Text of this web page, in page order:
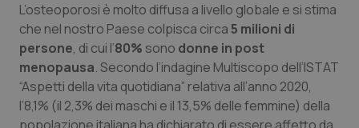
Molise
Piemonte
Provincia Autonoma di Bolzano
Epatiti
HIV
Infezioni & Febbre
L’osteoporosi è molto diffusa a livello globale e si stima
che nel nostro Paese colpisca circa5 milioni di
persone, di cui l’80% sono donne in post
menopausa. Secondo l’indagine Multiscopo dell’ISTAT
“Aspetti della vita quotidiana” relativa all’anno 2020,
l’8,1% (il 2,3% dei maschi e il 13,5% delle femmine) della